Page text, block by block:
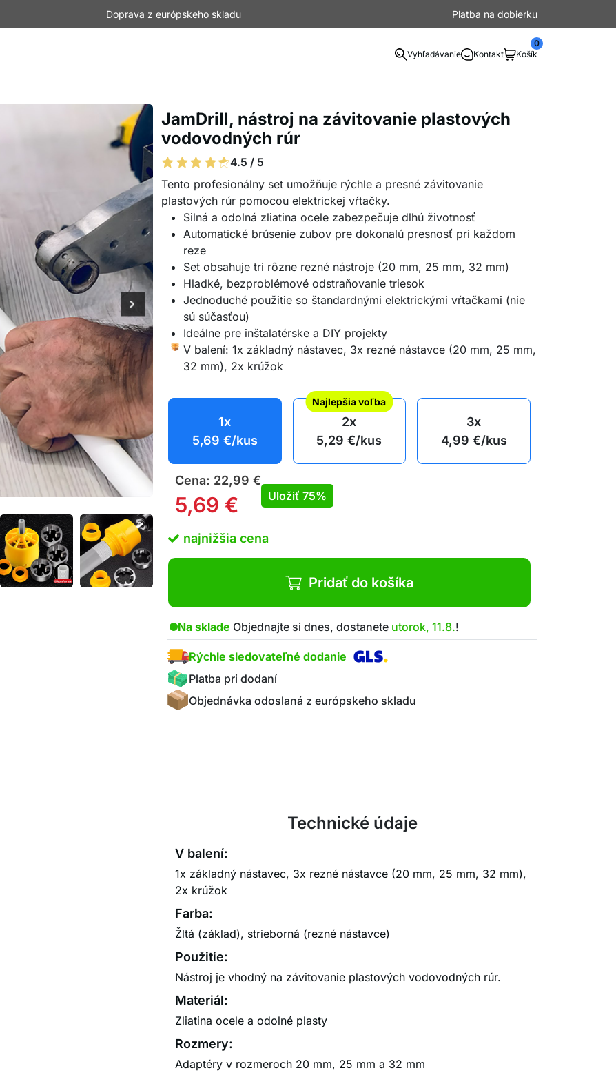
Doprava z európskeho skladu Platba na dobierku
Vyhľadávanie Kontakt Košík
0
JamDrill, nástroj na závitovanie plastových
vodovodných rúr
4.5 / 5
Tento profesionálny set umožňuje rýchle a presné závitovanie
plastových rúr pomocou elektrickej vŕtačky.
Silná a odolná zliatina ocele zabezpečuje dlhú životnosť
Automatické brúsenie zubov pre dokonalú presnosť pri každom
reze
Set obsahuje tri rôzne rezné nástroje (20 mm, 25 mm, 32 mm)
Hladké, bezproblémové odstraňovanie triesok
Jednoduché použitie so štandardnými elektrickými vŕtačkami (nie
sú súčasťou)
Ideálne pre inštalatérske a DIY projekty
V balení: 1x základný nástavec, 3x rezné nástavce (20 mm, 25 mm,
32 mm), 2x krúžok
1x
5,69 €/kus
Najlepšia voľba
2x
5,29€/kus
3x
4,99 €/kus
Cena:22,99€
5,69 € Uložiť 75%
najnižšia cena
Pridať do košíka
Na sklade Objednajte si dnes, dostanete utorok, 11.8.!
Rýchle sledovateľné dodanie
Platba pri dodaní
Objednávka odoslaná z európskeho skladu
Technické údaje
V balení:
1x základný nástavec, 3x rezné nástavce (20 mm, 25 mm, 32 mm),
2x krúžok
Farba:
Žltá (základ), strieborná (rezné nástavce)
Použitie:
Nástroj je vhodný na závitovanie plastových vodovodných rúr.
Materiál:
Zliatina ocele a odolné plasty
Rozmery:
Adaptéry v rozmeroch 20 mm, 25 mm a 32 mm